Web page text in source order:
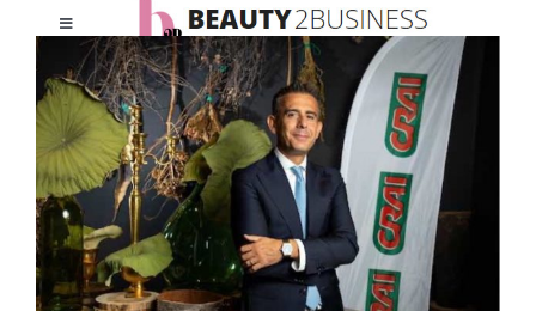
contenuto
Toggle
Navigation
HOME
CHI SIAMO
LE RIVISTE
Ingrandisci
immagine